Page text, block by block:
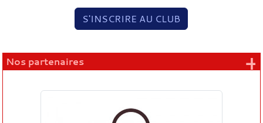
S'INSCRIRE AU CLUB
Nos partenaires